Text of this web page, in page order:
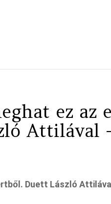
ez az
Attilával
Duett László